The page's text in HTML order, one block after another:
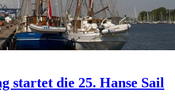
startet die 25. Hanse Sail